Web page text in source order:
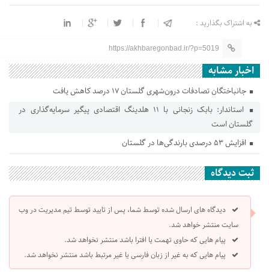
به اشتراک بگذارید :
https://akhbaregonbad.ir/?p=5019
اخبار مشابه
جانباختگان تصادفات درون‌شهری گلستان ۱۷ درصد کاهش یافت
استاندار: بابک زنجانی با ۱۱ هلدینگ اقتصادی پیگیر سرمایه‌گذاری در
گلستان است
افزایش ۵۳ درصدی بارندگی‌ها در گلستان
ثبت دیدگاه
دیدگاه های ارسال شده توسط شما، پس از تایید توسط تیم مدیریت در وب
سایت منتشر خواهد شد.
پیام هایی که حاوی تهمت یا افترا باشد منتشر نخواهد شد.
پیام هایی که به غیر از زبان فارسی یا غیر مرتبط باشد منتشر نخواهد شد.